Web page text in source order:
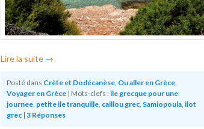
Lire la suite →
Posté dans Crète et Dodécanèse, Ou aller en Grèce,
Voyager en Grèce | Mots-clefs : ile grecque pour une
journee, petite ile tranquille, caillou grec, Samiopoula,ilot
grec |3 Réponses